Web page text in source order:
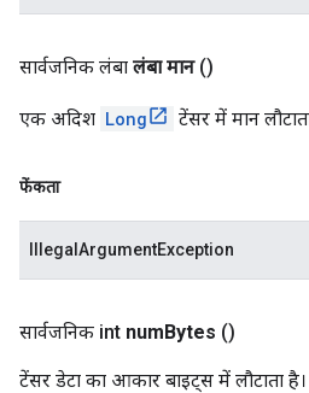
सार्वजनिक लंबा लंबा मान ()
एक अदिश Long टेंसर में मान
फेंकता
IllegalArgumentException
सार्वजनिक int numBytes ()
टेंसर डेटा का आकार बाइट्स में लौटाता है।